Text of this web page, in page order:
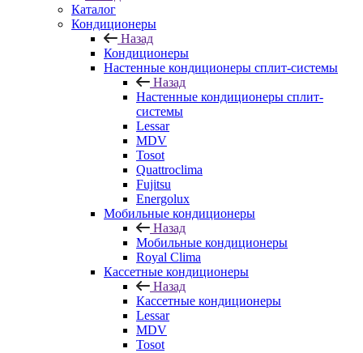
Каталог
Кондиционеры
Назад
Кондиционеры
Настенные кондиционеры сплит-системы
Назад
Настенные кондиционеры сплит-
системы
Lessar
MDV
Tosot
Quattroclima
Fujitsu
Energolux
Мобильные кондиционеры
Назад
Мобильные кондиционеры
Royal Clima
Кассетные кондиционеры
Назад
Кассетные кондиционеры
Lessar
MDV
Tosot